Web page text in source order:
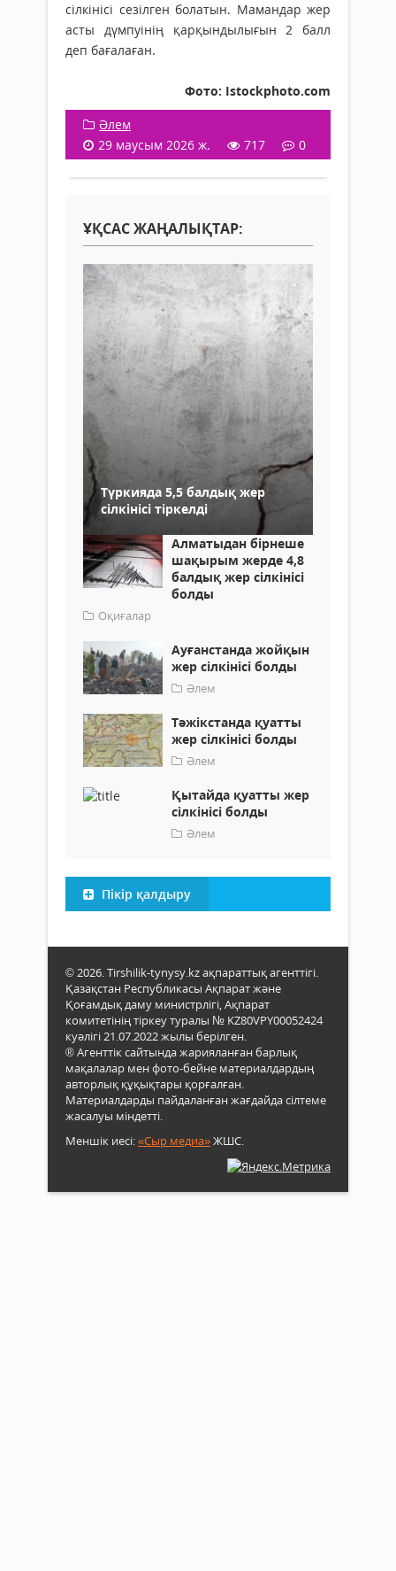
сілкінісі сезілген болатын. Мамандар жер
асты дүмпуінің қарқындылығын 2 балл
деп бағалаған.
Фото: Istockphoto.com
Әлем
29 маусым 2026 ж.
717 0
ҰҚСАС ЖАҢАЛЫҚТАР:
Түркияда 5,5 балдық жер
сілкінісі тіркелді
Алматыдан бірнеше
шақырым жерде 4,8
балдық жер сілкінісі
болды
Оқиғалар
Ауғанстанда жойқын
жер сілкінісі болды
Әлем
Тәжікстанда қуатты
жер сілкінісі болды
Әлем
Қытайда қуатты жер
сілкінісі болды
Әлем
Пікір қалдыру
© 2026. Tirshilik-tynysy.kz ақпараттық агенттігі.
Қазақстан Республикасы Ақпарат және
Қоғамдық даму министрлігі, Ақпарат
комитетінің тіркеу туралы № KZ80VPY00052424
куәлігі 21.07.2022 жылы берілген.
® Агенттік сайтында жарияланған барлық
мақалалар мен фото-бейне материалдардың
авторлық құқықтары қорғалған.
Материалдарды пайдаланған жағдайда сілтеме
жасалуы міндетті.
Меншік иесі:«Сыр медиа»ЖШС.